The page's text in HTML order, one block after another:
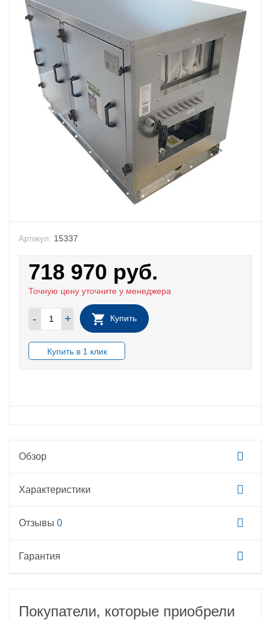
Артикул: 15337
718 970 руб.
Точную цену уточните у менеджера
- + Купить
Обзор
Характеристики
Отзывы 0
Гарантия
Покупатели, которые приобрели